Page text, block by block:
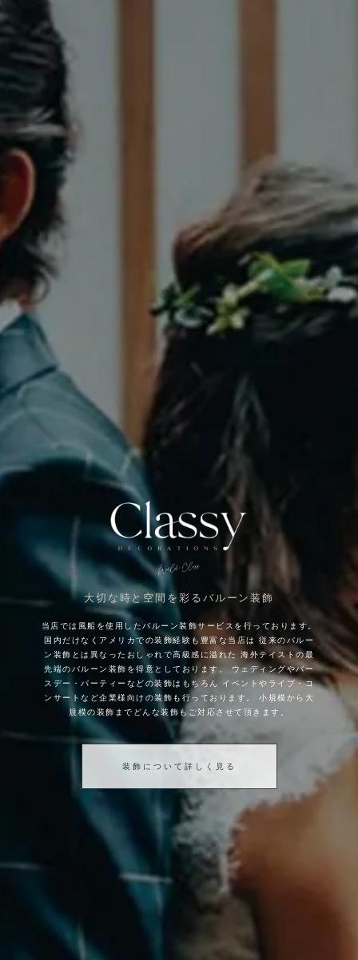
大切な時と空間を彩るバルーン装飾
当店では風船を使用したバルーン装飾サービスを行っております。
国内だけなくアメリカでの装飾経験も豊富な当店は
従来のバルー
ン装飾とは異なったおしゃれで高級感に溢れた
海外テイストの最
先端のバルーン装飾を得意としております。
ウェディングやバー
スデー・パーティーなどの装飾はもちろん
イベントやライブ・コ
ンサートなど企業様向けの装飾も行っております。
小規模から大
規模の装飾までどんな装飾もご対応させて頂きます。
装飾について詳しく見る